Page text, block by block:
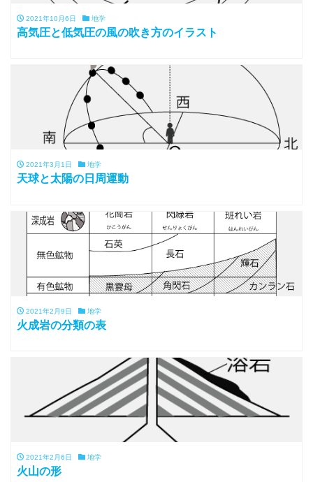
2021年10月6日 地学
高気圧と低気圧の風の吹き方のイラスト
2021年3月1日 地学
天球と太陽の日周運動
2021年2月9日 地学
火成岩の分類の表
2021年2月6日 地学
火山の形